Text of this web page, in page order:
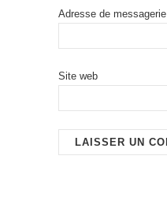
Adresse de messagerie
Site web